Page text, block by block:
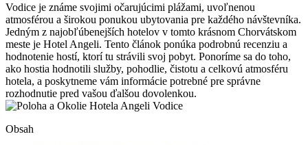
Vodice je známe svojimi očarujúcimi plážami, uvoľnenou
atmosférou a širokou ponukou ubytovania pre každého návštevníka.
Jedným z najobľúbenejších hotelov v tomto krásnom Chorvátskom
meste je Hotel Angeli. Tento článok ponúka podrobnú recenziu a
hodnotenie hostí, ktorí tu strávili svoj pobyt. Ponoríme sa do toho,
ako hostia hodnotili služby, pohodlie, čistotu a celkovú atmosféru
hotela, a poskytneme vám informácie potrebné pre správne
rozhodnutie pred vašou ďalšou dovolenkou.
Obsah